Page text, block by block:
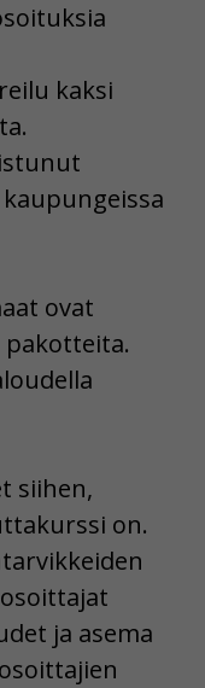
kaksi
ovat
pakotteita.
siihen,
on.
ja asema